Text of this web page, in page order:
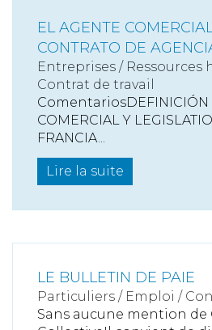
EL AGENTE
CONTRATO DE
Entreprises / Ressources
Contrat de travail
ComentariosDEFINICIÓN
COMERCIAL Y
FRANCIA...
Lire la suite
LE BULLETIN DE PAIE
Particuliers / Emploi /
Sans aucune mention